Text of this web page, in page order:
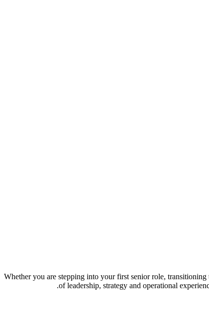
Whether you are stepping into your first senior role,
of leadership, strategy and operational